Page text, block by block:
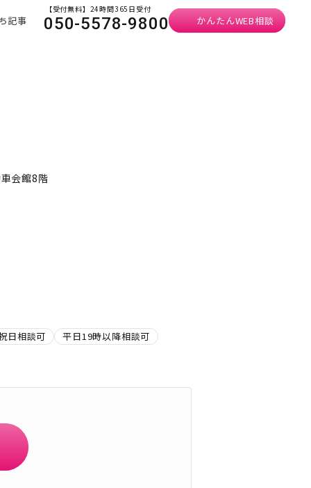
記事
【受付無料】24時間365日受付
050-5578-9800 かんたんWEB相談
会館8階
日相談可 平日19時以降相談可